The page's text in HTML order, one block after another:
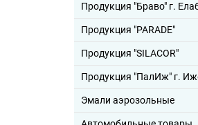
Продукция "Браво" г.
Продукция "PARADE"
Продукция "SILACOR"
Продукция "ПалИж" г.
Эмали аэрозольные